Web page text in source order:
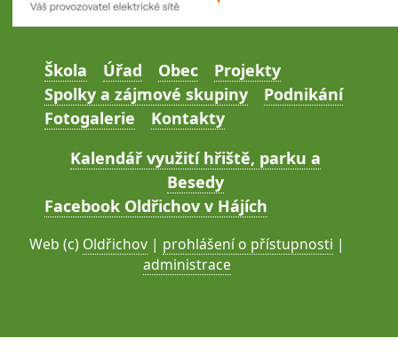
Škola Úřad Obec
Projekty
Spolky a zájmové skupiny
Podnikání
Fotogalerie
Kontakty
Kalendář využití hřiště, parku a
Besedy
Facebook Oldřichov v Hájích
Web (c) Oldřichov | prohlášení o přístupnosti |
administrace